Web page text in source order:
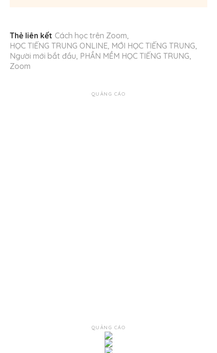
Thẻ liên kết Cách học trên Zoom
HỌC TIẾNG TRUNG ONLINE MỚI HỌC TIẾNG TRUNG
Người mới bắt đầu PHẦN MỀM HỌC TIẾNG TRUNG
Zoom
QUẢNG CÁO
QUẢNG CÁO